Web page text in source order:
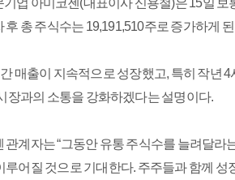
기업 아미코젠(대표이사 신용철)은 15일
후 총 주식수는 19,191,510주로 증가하게
매출이 지속적으로 성장했고, 특히 작년
장과의 소통을 강화하겠다는 설명이다.
관계자는 “그동안 유통 주식수를 늘려달
루어질 것으로 기대한다. 주주들과 함께 성